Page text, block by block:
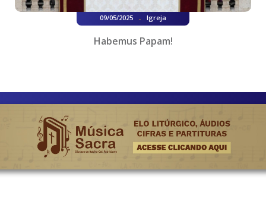
09/05/2025 . Igreja
Habemus Papam!